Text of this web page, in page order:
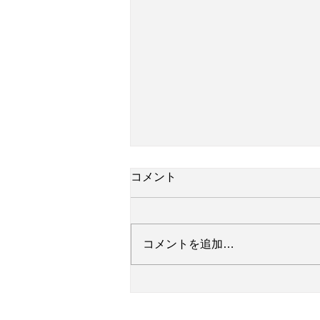
コメント
コメントを追加…